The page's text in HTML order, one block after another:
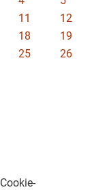
11
12
18
19
25
26
Cookie-